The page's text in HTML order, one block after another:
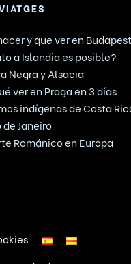
y que ver en
a Islandia es posible?
Negra y Alsacia
ver en Praga en 3 días
indígenas de Costa
de Janeiro
Románico en Europa